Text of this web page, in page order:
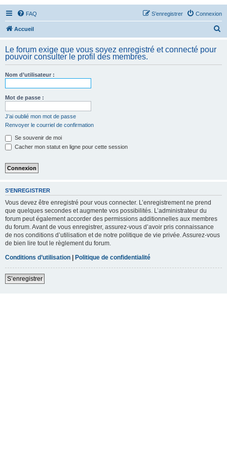
FAQ Connexion
S’enregistrer
Accueil
h
Le forum exige que vous soyez enregistré et connecté pour
pouvoir consulter le profil des membres.
Nom d’utilisateur :
Mot de passe :
J’ai oublié mon mot de passe
Renvoyer le courriel de confirmation
Se souvenir de moi
Cacher mon statut en ligne pour cette session
S’ENREGISTRER
Vous devez être enregistré pour vous connecter. L’enregistrement ne prend
que quelques secondes et augmente vos possibilités. L’administrateur du
forum peut également accorder des permissions additionnelles aux membres
du forum. Avant de vous enregistrer, assurez-vous d’avoir pris connaissance
de nos conditions d’utilisation et de notre politique de vie privée. Assurez-vous
de bien lire tout le règlement du forum.
Conditions d’utilisation | Politique de confidentialité
S’enregistrer